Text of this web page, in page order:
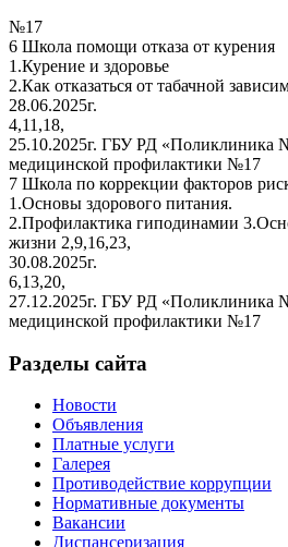
№17
6 Школа помощи отказа от курения
1.Курение и здоровье
2.Как отказаться от табачной
28.06.2025г.
4,11,18,
25.10.2025г. ГБУ РД «Поликлиника
медицинской профилактики №17
7 Школа по коррекции факторов
1.Основы здорового питания.
2.Профилактика гиподинамии
жизни 2,9,16,23,
30.08.2025г.
6,13,20,
27.12.2025г. ГБУ РД «Поликлиника
медицинской профилактики №17
Разделы сайта
Новости
Объявления
Платные услуги
Галерея
Противодействие коррупции
Нормативные документы
Вакансии
Диспансеризация